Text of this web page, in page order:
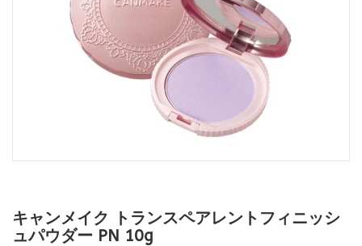
キャンメイク トランスペアレントフィニッシ
ュパウダー PN 10g